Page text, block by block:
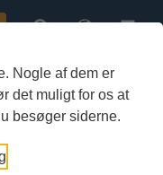
Nogle af dem er
det muligt for os at
besøger siderne.